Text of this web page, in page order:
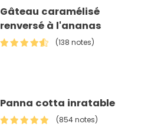
Gâteau caramélisé
renversé à l'ananas
(138 notes)
Panna cotta inratable
(854 notes)